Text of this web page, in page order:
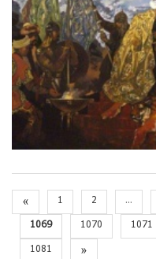
« 1 2 ...
1069
1070 1071
1081
»